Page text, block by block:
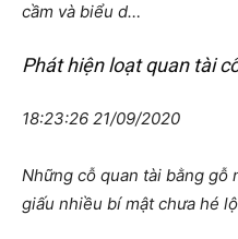
cầm và biểu d…
Phát hiện loạt quan tài
18:23:26 21/09/2020
Những cỗ quan tài bằng gỗ
giấu nhiều bí mật chưa hé